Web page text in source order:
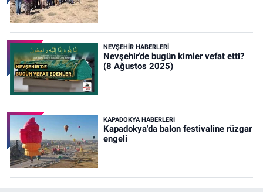
NEVŞEHIR HABERLERI
Nevşehir’de bugün kimler vefat etti?
(8 Ağustos 2025)
KAPADOKYA HABERLERI
Kapadokya'da balon festivaline rüzgar
engeli